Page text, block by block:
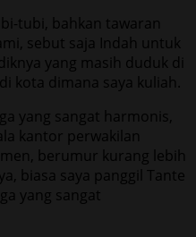
tubi, bahkan tawaran
sebut saja Indah untuk
yang masih duduk di
kota dimana saya kuliah.
yang sangat harmonis,
kantor perwakilan
berumur kurang lebih
biasa saya panggil Tante
yang sangat